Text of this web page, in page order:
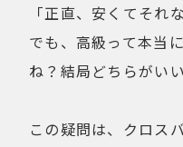
「正直、安くてそれ
でも、高級って本当
ね？結局どちらがい
この疑問は、クロス